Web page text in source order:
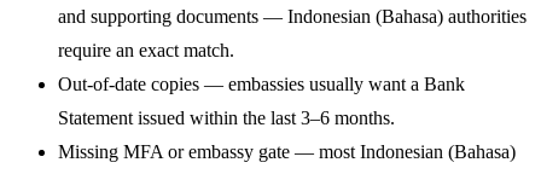
and supporting documents — Indonesian (Bahasa) authorities
require an exact match.
Out-of-date copies — embassies usually want a Bank
Statement issued within the last 3–6 months.
Missing MFA or embassy gate — most Indonesian (Bahasa)